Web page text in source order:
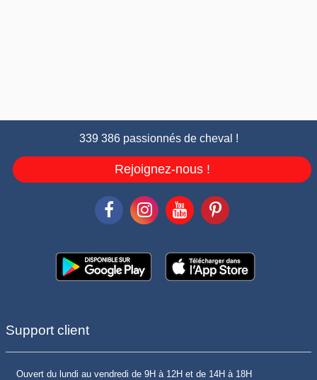
339 386 passionnés de cheval !
Rejoignez-nous !
Support client
Ouvert du lundi au vendredi de 9H à 12H et de 14H à 18H